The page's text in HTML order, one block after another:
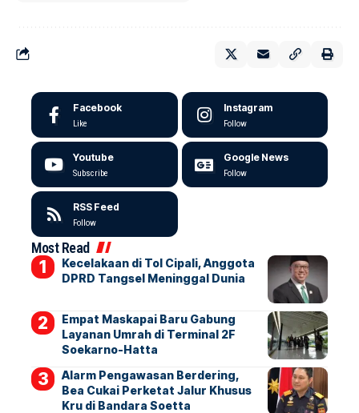
Facebook
Like
Instagram
Follow
Youtube
Subscribe
Google News
Follow
RSS Feed
Follow
Most Read
Kecelakaan di Tol Cipali, Anggota
DPRD Tangsel Meninggal Dunia
Empat Maskapai Baru Gabung
Layanan Umrah di Terminal 2F
Soekarno-Hatta
Alarm Pengawasan Berdering,
Bea Cukai Perketat Jalur Khusus
Kru di Bandara Soetta